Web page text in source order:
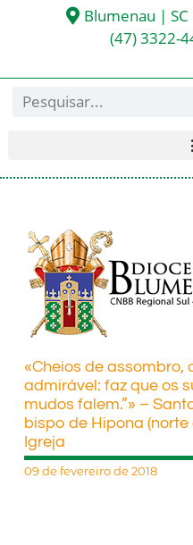
Blumenau |
(47) 3322-
«Cheios de assombro,
admirável: faz que os
mudos falem.”» –
bispo de Hipona
Igreja
09 de fevereiro de 2018